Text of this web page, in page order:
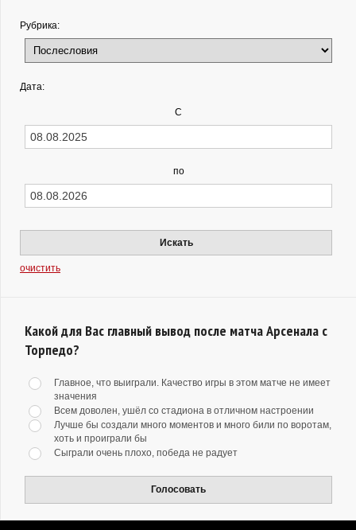
Рубрика:
Дата:
С
по
Искать
очистить
Какой для Вас главный вывод после матча Арсенала с
Торпедо?
Главное, что выиграли. Качество игры в этом матче не имеет
значения
Всем доволен, ушёл со стадиона в отличном настроении
Лучше бы создали много моментов и много били по воротам,
хоть и проиграли бы
Сыграли очень плохо, победа не радует
Голосовать